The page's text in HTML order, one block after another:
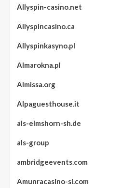
Allyspin-casino.net
Allyspincasino.ca
Allyspinkasyno.pl
Almarokna.pl
Almissa.org
Alpaguesthouse.it
als-elmshorn-sh.de
als-group
ambridgeevents.com
Amunracasino-si.com